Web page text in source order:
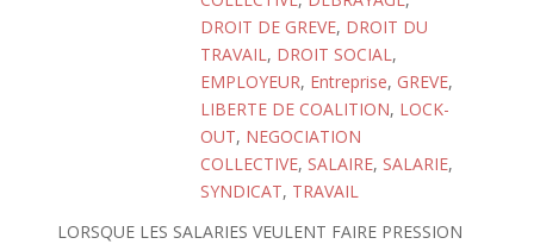
DROIT DE GREVE, DROIT DU
TRAVAIL, DROIT SOCIAL,
EMPLOYEUR, Entreprise, GREVE,
LIBERTE DE COALITION, LOCK-
OUT, NEGOCIATION
COLLECTIVE, SALAIRE, SALARIE,
SYNDICAT, TRAVAIL
LORSQUE LES SALARIES VEULENT FAIRE PRESSION